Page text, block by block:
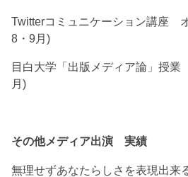
Twitterコミュニケーション講座
8・9月)
目白大学「出版メディア論」授
月)
その他メディア出演 実績
無理せずあなたらしさを表現出来